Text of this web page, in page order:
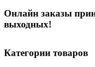
Онлайн заказы
выходных!
Категории товаров